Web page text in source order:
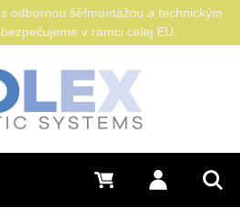
Prihlásiť sa
0 €
odbornou šéfmontážou a technickým
v rámci celej EÚ.